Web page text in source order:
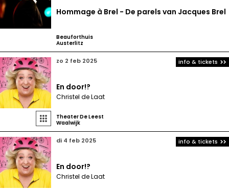
Hommage à Brel - De parels van Jacques Brel
Beauforthuis
Austerlitz

zo 2 feb 2025
En door!?
Christel de Laat
Theater De Leest
Waalwijk
info & tickets
di 4 feb 2025
En door!?
Christel de Laat
info & tickets